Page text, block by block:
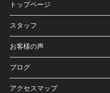
トップページ
スタッフ
お客様の声
ブログ
アクセスマップ